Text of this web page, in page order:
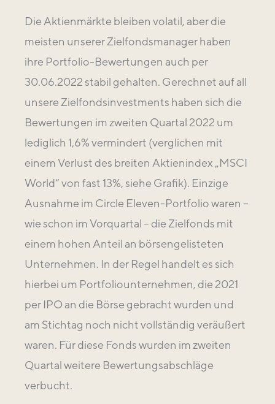
Die Aktienmärkte bleiben volatil, aber die
meisten unserer Zielfondsmanager haben
ihre Portfolio-Bewertungen auch per
30.06.2022 stabil gehalten. Gerechnet auf all
unsere Zielfondsinvestments haben sich die
Bewertungen im zweiten Quartal 2022 um
lediglich 1,6% vermindert (verglichen mit
einem Verlust des breiten Aktienindex „MSCI
World“ von fast 13%, siehe Grafik). Einzige
Ausnahme im Circle Eleven-Portfolio waren –
wie schon im Vorquartal – die Zielfonds mit
einem hohen Anteil an börsengelisteten
Unternehmen. In der Regel handelt es sich
hierbei um Portfoliounternehmen, die 2021
per IPO an die Börse gebracht wurden und
am Stichtag noch nicht vollständig veräußert
waren. Für diese Fonds wurden im zweiten
Quartal weitere Bewertungsabschläge
verbucht.